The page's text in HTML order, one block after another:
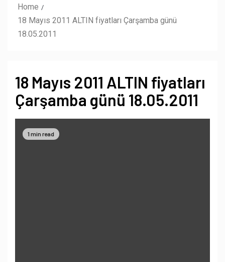
Home
18 Mayıs 2011 ALTIN fiyatları Çarşamba günü
18.05.2011
18 Mayıs 2011 ALTIN fiyatları
Çarşamba günü 18.05.2011
1 min read